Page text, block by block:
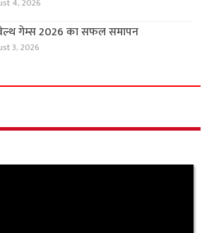
4, 2026
गेम्स 2026 का सफल समापन
3, 2026